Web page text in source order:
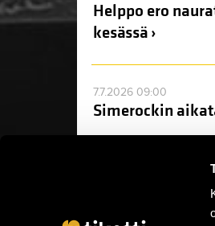
Helppo ero
kesässä ›
7.7.2026 09:00
Simerockin